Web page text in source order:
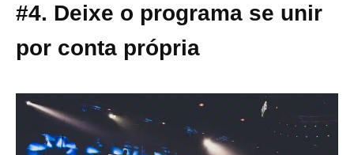
#4. Deixe o programa se unir
por conta própria